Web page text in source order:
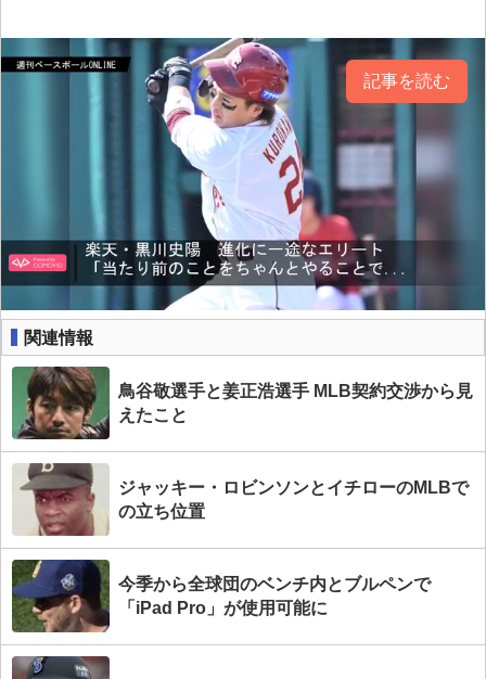
記事を読む
関連情報
鳥谷敬選手と姜正浩選手 MLB契約交渉から見
えたこと
ジャッキー・ロビンソンとイチローのMLBで
の立ち位置
今季から全球団のベンチ内とブルペンで
「iPad Pro」が使用可能に